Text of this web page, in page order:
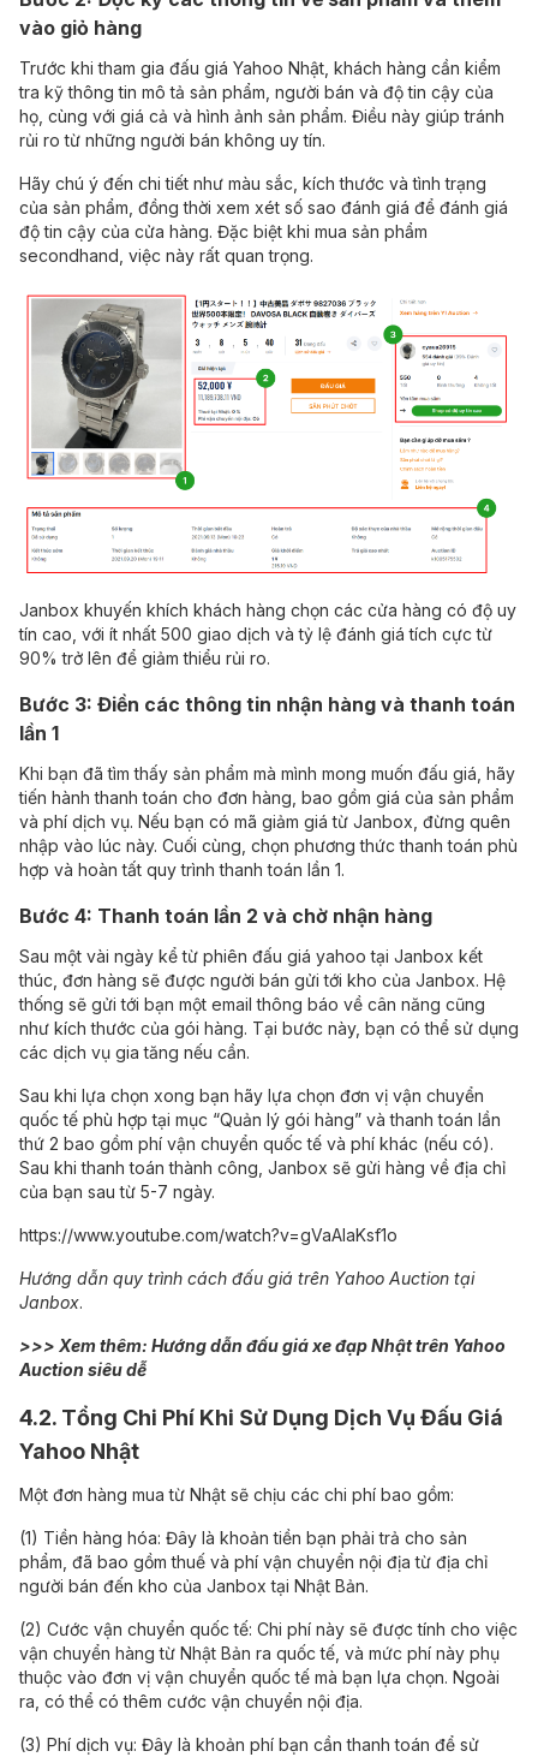
vào giỏ hàng
Trước khi tham gia đấu giá Yahoo Nhật, khách hàng cần kiểm
tra kỹ thông tin mô tả sản phẩm, người bán và độ tin cậy của
họ, cùng với giá cả và hình ảnh sản phẩm. Điều này giúp tránh
rủi ro từ những người bán không uy tín.
Hãy chú ý đến chi tiết như màu sắc, kích thước và tình trạng
của sản phẩm, đồng thời xem xét số sao đánh giá để đánh giá
độ tin cậy của cửa hàng. Đặc biệt khi mua sản phẩm
secondhand, việc này rất quan trọng.
Janbox khuyến khích khách hàng chọn các cửa hàng có độ uy
tín cao, với ít nhất 500 giao dịch và tỷ lệ đánh giá tích cực từ
90% trở lên để giảm thiểu rủi ro.
Bước 3: Điền các thông tin nhận hàng và thanh toán
lần 1
Khi bạn đã tìm thấy sản phẩm mà mình mong muốn đấu giá, hãy
tiến hành thanh toán cho đơn hàng, bao gồm giá của sản phẩm
và phí dịch vụ. Nếu bạn có mã giảm giá từ Janbox, đừng quên
nhập vào lúc này. Cuối cùng, chọn phương thức thanh toán phù
hợp và hoàn tất quy trình thanh toán lần 1.
Bước 4: Thanh toán lần 2 và chờ nhận hàng
Sau một vài ngày kể từ phiên đấu giá yahoo tại Janbox kết
thúc, đơn hàng sẽ được người bán gửi tới kho của Janbox. Hệ
thống sẽ gửi tới bạn một email thông báo về cân năng cũng
như kích thước của gói hàng. Tại bước này, bạn có thể sử dụng
các dịch vụ gia tăng nếu cần.
Sau khi lựa chọn xong bạn hãy lựa chọn đơn vị vận chuyển
quốc tế phù hợp tại mục “Quản lý gói hàng” và thanh toán lần
thứ 2 bao gồm phí vận chuyển quốc tế và phí khác (nếu có).
Sau khi thanh toán thành công, Janbox sẽ gửi hàng về địa chỉ
của bạn sau từ 5-7 ngày.
https://www.youtube.com/watch?v=gVaAIaKsf1o
Hướng dẫn quy trình cách đấu giá trên Yahoo Auction tại
Janbox.
>>> Xem thêm: Hướng dẫn đấu giá xe đạp Nhật trên Yahoo
Auction siêu dễ
4.2. Tổng Chi Phí Khi Sử Dụng Dịch Vụ Đấu Giá
Yahoo Nhật
Một đơn hàng mua từ Nhật sẽ chịu các chi phí bao gồm:
(1) Tiền hàng hóa: Đây là khoản tiền bạn phải trả cho sản
phẩm, đã bao gồm thuế và phí vận chuyển nội địa từ địa chỉ
người bán đến kho của Janbox tại Nhật Bản.
(2) Cước vận chuyển quốc tế: Chi phí này sẽ được tính cho việc
vận chuyển hàng từ Nhật Bản ra quốc tế, và mức phí này phụ
thuộc vào đơn vị vận chuyển quốc tế mà bạn lựa chọn. Ngoài
ra, có thể có thêm cước vận chuyển nội địa.
(3) Phí dịch vụ: Đây là khoản phí bạn cần thanh toán để sử